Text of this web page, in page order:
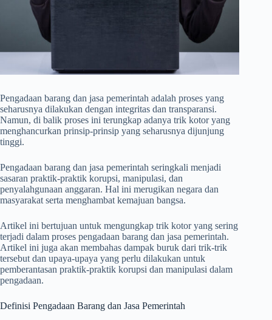
Pengadaan barang dan jasa pemerintah adalah proses yang
seharusnya dilakukan dengan integritas dan transparansi.
Namun, di balik proses ini terungkap adanya trik kotor yang
menghancurkan prinsip-prinsip yang seharusnya dijunjung
tinggi.
Pengadaan barang dan jasa pemerintah seringkali menjadi
sasaran praktik-praktik korupsi, manipulasi, dan
penyalahgunaan anggaran. Hal ini merugikan negara dan
masyarakat serta menghambat kemajuan bangsa.
Artikel ini bertujuan untuk mengungkap trik kotor yang sering
terjadi dalam proses pengadaan barang dan jasa pemerintah.
Artikel ini juga akan membahas dampak buruk dari trik-trik
tersebut dan upaya-upaya yang perlu dilakukan untuk
pemberantasan praktik-praktik korupsi dan manipulasi dalam
pengadaan.
Definisi Pengadaan Barang dan Jasa Pemerintah